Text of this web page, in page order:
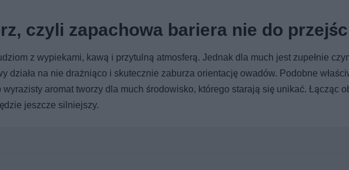
czyli zapachowa bariera nie do
z wypiekami, kawą i przytulną atmosferą. Jednak dla much jest zupełnie
działa na nie drażniąco i skutecznie zaburza orientację owadów. Podobne
aromat tworzy dla much środowisko, którego starają się unikać. Łącząc
jeszcze silniejszy.